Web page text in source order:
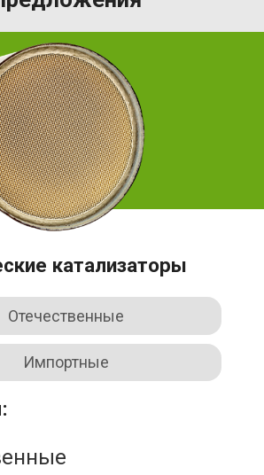
катализаторы
Отечественные
Импортные